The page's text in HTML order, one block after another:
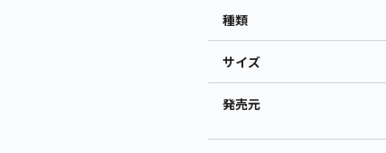
種類
サイズ
発売元